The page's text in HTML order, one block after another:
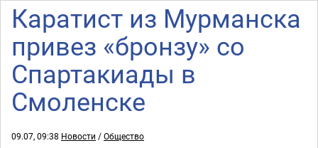
Каратист из Мурманска
привез «бронзу» со
Спартакиады в
Смоленске
09.07, 09:38 Новости /Общество